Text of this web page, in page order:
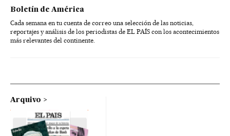
Boletín de América
Cada semana en tu cuenta de correo una selección de las noticias,
reportajes y análisis de los periodistas de EL PAÍS con los acontecimientos
más relevantes del continente.
Arquivo